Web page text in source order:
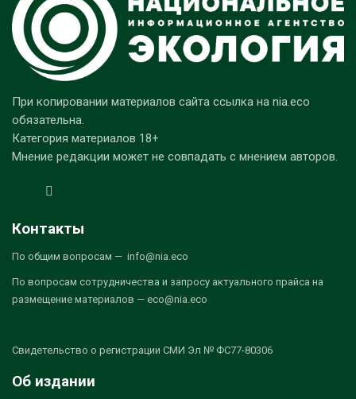
При копировании материалов сайта ссылка на nia.eco
обязательна.
Категория материалов 18+
Мнение редакции может не совпадать с мнением авторов.
Контакты
По общим вопросам — info@nia.eco
По вопросам сотрудничества и запросу актуального прайса на
размещение материалов — eco@nia.eco
Свидетельство о регистрации СМИ Эл № ФС77-80306
Об издании